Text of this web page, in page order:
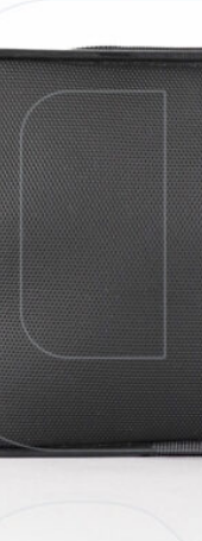
VER MÁS